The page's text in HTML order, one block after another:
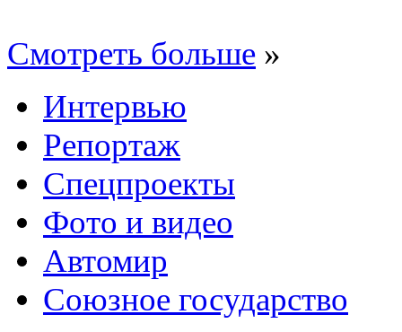
Смотреть больше »
Интервью
Репортаж
Спецпроекты
Фото и видео
Автомир
Союзное государство